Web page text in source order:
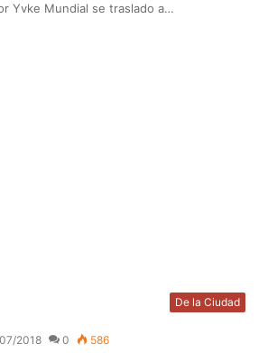
Yvke Mundial se traslado a…
De la Ciudad
2018 0 586